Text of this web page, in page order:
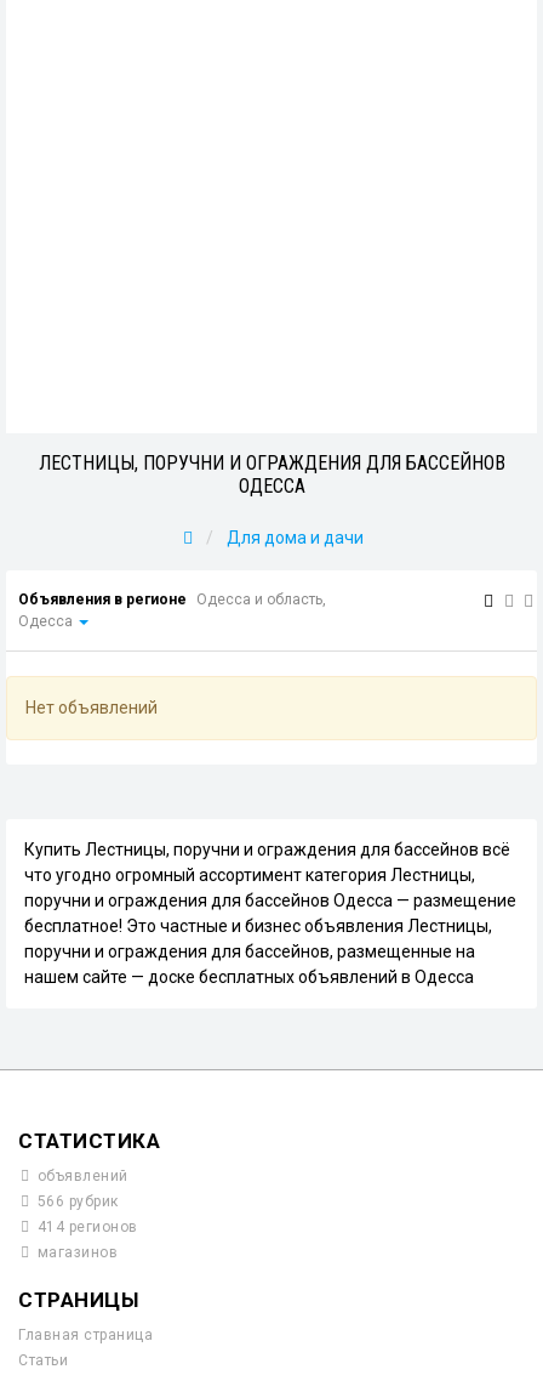
ЛЕСТНИЦЫ, ПОРУЧНИ И ОГРАЖДЕНИЯ ДЛЯ БАССЕЙНОВ
ОДЕССА
Для дома и дачи
Объявления в регионе
Одесса и область,
Одесса
Нет объявлений
Купить Лестницы, поручни и ограждения для бассейнов всё
что угодно огромный ассортимент категория Лестницы,
поручни и ограждения для бассейнов Одесса — размещение
бесплатное! Это частные и бизнес объявления Лестницы,
поручни и ограждения для бассейнов, размещенные на
нашем сайте — доске бесплатных объявлений в Одесса
СТАТИСТИКА
объявлений
566 рубрик
414 регионов
магазинов
СТРАНИЦЫ
Главная страница
Статьи